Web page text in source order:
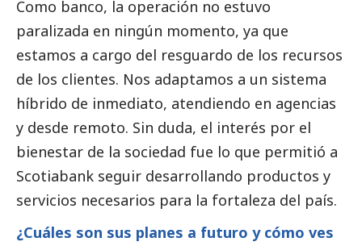
Como banco, la operación no estuvo
paralizada en ningún momento, ya que
estamos a cargo del resguardo de los recursos
de los clientes. Nos adaptamos a un sistema
híbrido de inmediato, atendiendo en agencias
y desde remoto. Sin duda, el interés por el
bienestar de la sociedad fue lo que permitió a
Scotiabank seguir desarrollando productos y
servicios necesarios para la fortaleza del país.
¿Cuáles son sus planes a futuro y cómo ves